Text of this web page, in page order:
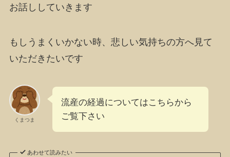
お話ししていきます
もしうまくいかない時、悲しい気持ちの方へ見て
いただきたいです
くまつま
流産の経過についてはこちらから
ご覧下さい
あわせて読みたい